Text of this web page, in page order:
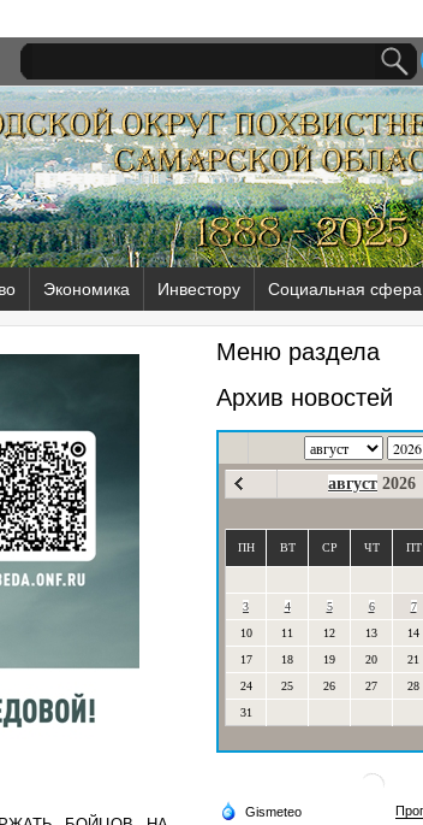
Экономика Инвестору Социальная сфера
Меню раздела
Архив новостей
август 2026
ПН ВТ СР ЧТ ПТ
3
4 5 6 7
10
11 12 13 14
17
18 19 20 21
24
25 26 27 28
31